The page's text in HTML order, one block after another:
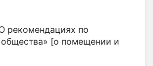
рекомендациях по
общества» [о помещении и